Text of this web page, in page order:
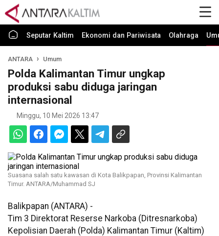
Seputar Kaltim Ekonomi dan Pariwisata Olahraga
ANTARA Umum
Polda Kalimantan Timur ungkap
produksi sabu diduga jaringan
internasional
Minggu, 10 Mei 2026 13:47
Suasana salah satu kawasan di Kota Balikpapan, Provinsi Kalimantan
Timur. ANTARA/Muhammad SJ
Balikpapan (ANTARA) -
Tim 3 Direktorat Reserse Narkoba (Ditresnarkoba)
Kepolisian Daerah (Polda) Kalimantan Timur (Kaltim)